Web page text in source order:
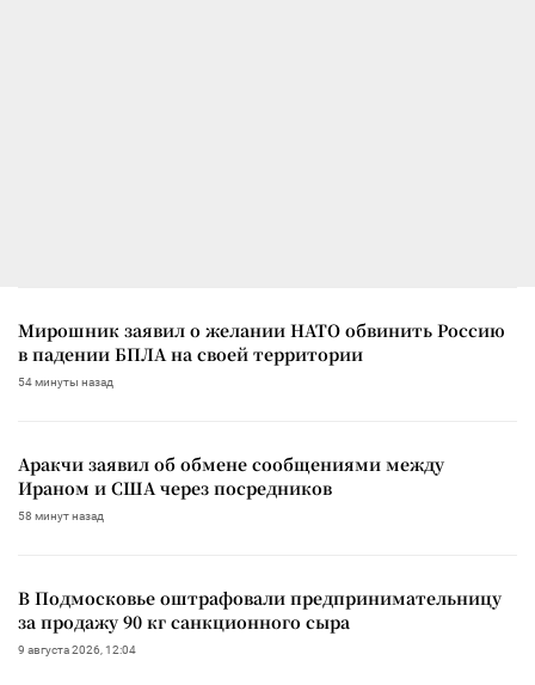
Мирошник заявил о желании НАТО обвинить Россию
в падении БПЛА на своей территории
54 минуты назад
Аракчи заявил об обмене сообщениями между
Ираном и США через посредников
58 минут назад
В Подмосковье оштрафовали предпринимательницу
за продажу 90 кг санкционного сыра
9 августа 2026, 12:04